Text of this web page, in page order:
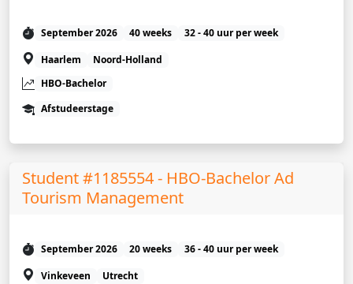
September 2026 40 weeks
32 - 40 uur per week
Haarlem
Noord-Holland
HBO-Bachelor
Afstudeerstage
Student #1185554 - HBO-Bachelor Ad
Tourism Management
September 2026 20 weeks
36 - 40 uur per week
Vinkeveen
Utrecht